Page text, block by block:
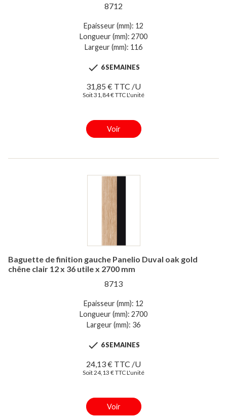
8712
Epaisseur (mm): 12
Longueur (mm): 2700
Largeur (mm): 116
 6 SEMAINES
31,85 € TTC /U
Soit 31,84 € TTC L'unité
Voir
Baguette de finition gauche Panelio Duval oak gold
chêne clair 12 x 36 utile x 2700 mm
8713
Epaisseur (mm): 12
Longueur (mm): 2700
Largeur (mm): 36
 6 SEMAINES
24,13 € TTC /U
Soit 24,13 € TTC L'unité
Voir